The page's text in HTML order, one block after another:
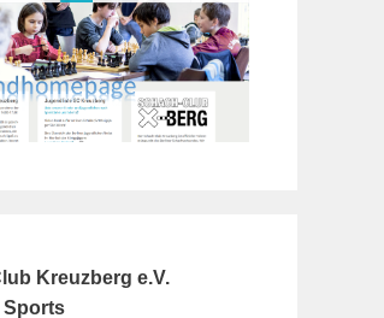
Kreuzberg e.V.
Sports